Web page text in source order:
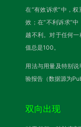
在“有效诉求”中，
效；在“不利诉求”
越不利。对于任何
值总是100。
用法与用量及特别
验报告（数据源为
双向出现